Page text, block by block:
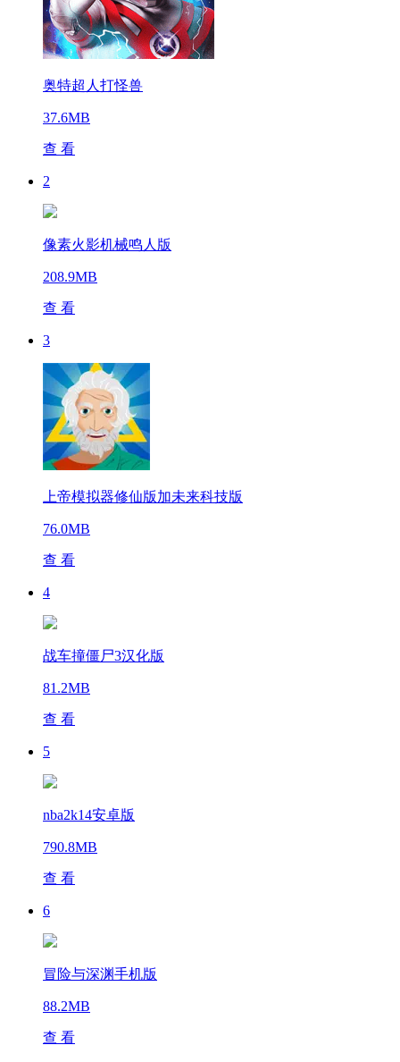
奥特超人打怪兽
37.6MB
查 看
2
像素火影机械鸣人版
208.9MB
查 看
3
上帝模拟器修仙版加未来科技版
76.0MB
查 看
4
战车撞僵尸3汉化版
81.2MB
查 看
5
nba2k14安卓版
790.8MB
查 看
6
冒险与深渊手机版
88.2MB
查 看